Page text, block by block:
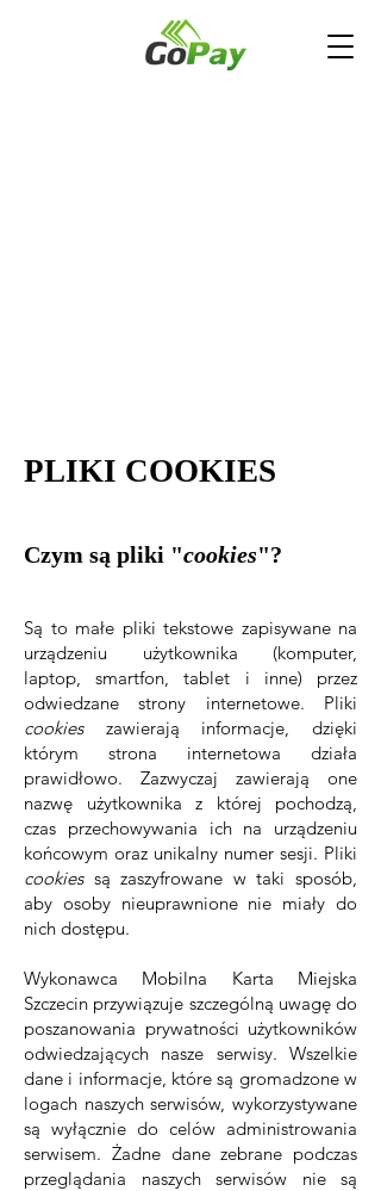
PLIKI COOKIES
Czym są pliki "cookies"?
Są to małe pliki tekstowe zapisywane na
urządzeniu użytkownika (komputer,
laptop, smartfon, tablet i inne) przez
odwiedzane strony internetowe. Pliki
cookieszawierają informacje, dzięki
którym strona internetowa działa
prawidłowo. Zazwyczaj zawierają one
nazwę użytkownika z której pochodzą,
czas przechowywania ich na urządzeniu
końcowym oraz unikalny numer sesji. Pliki
cookiessą zaszyfrowane w taki sposób,
aby osoby nieuprawnione nie miały do
nich dostępu.
Wykonawca Mobilna Karta Miejska
Szczecin przywiązuje szczególną uwagę do
poszanowania prywatności użytkowników
odwiedzających nasze serwisy. Wszelkie
dane i informacje, które są gromadzone w
logach naszych serwisów, wykorzystywane
są wyłącznie do celów administrowania
serwisem. Żadne dane zebrane podczas
przeglądania naszych serwisów nie są